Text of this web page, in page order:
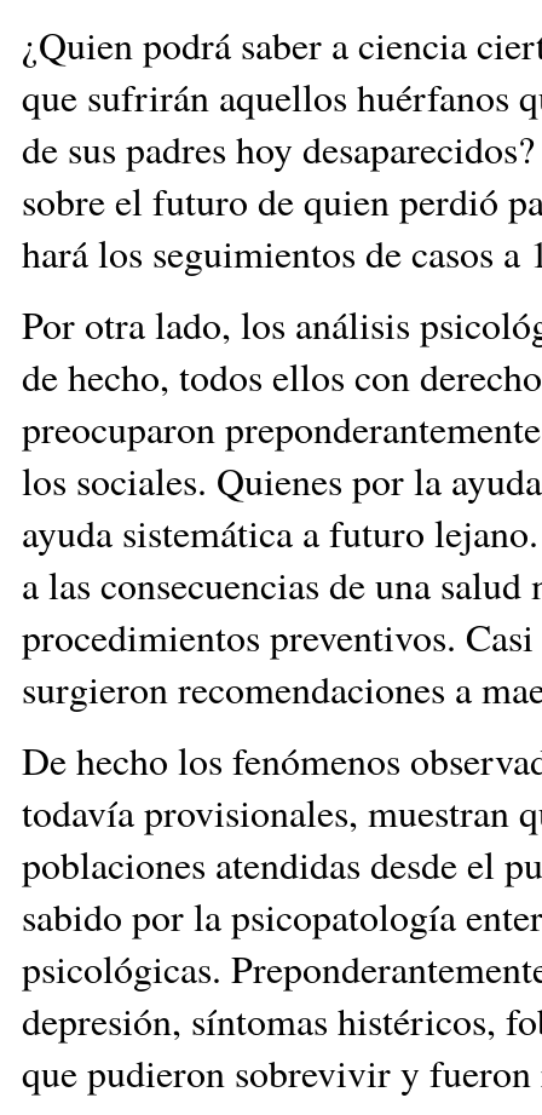
¿Quien podrá saber a ciencia
que sufrirán aquellos huérfanos
de sus padres hoy
sobre el futuro de quien perdió
hará los seguimientos de casos a
Por otra lado, los análisis
de hecho, todos ellos con
preocuparon
los sociales. Quienes por la
ayuda sistemática a futuro
a las consecuencias de una
procedimientos preventivos.
surgieron recomendaciones a
De hecho los fenómenos
todavía provisionales, muestran
poblaciones atendidas desde el
sabido por la psicopatología
psicológicas.
depresión, síntomas histéricos,
que pudieron sobrevivir y